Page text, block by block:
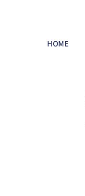
HOME